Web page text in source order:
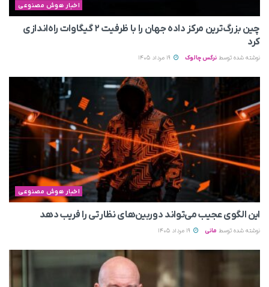
اخبار هوش مصنوعی
چین بزرگ‌ترین مرکز داده جهان را با ظرفیت ۲ گیگاوات راه‌اندازی
کرد
نوشته شده توسط نرگس چالوک
اخبار هوش مصنوعی
این الگوی عجیب می‌تواند دوربین‌های نظارتی را فریب دهد
نوشته شده توسط مانی